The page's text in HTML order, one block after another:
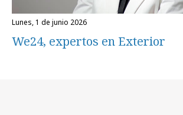
lunes, 1 de junio 2026
We24, expertos en Exterior